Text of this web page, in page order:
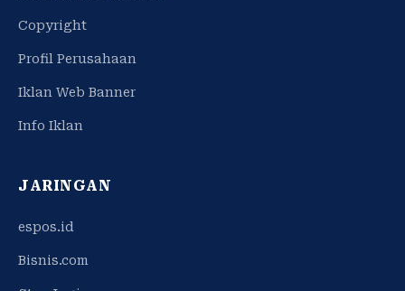
Copyright
Profil Perusahaan
Iklan Web Banner
Info Iklan
JARINGAN
espos.id
Bisnis.com